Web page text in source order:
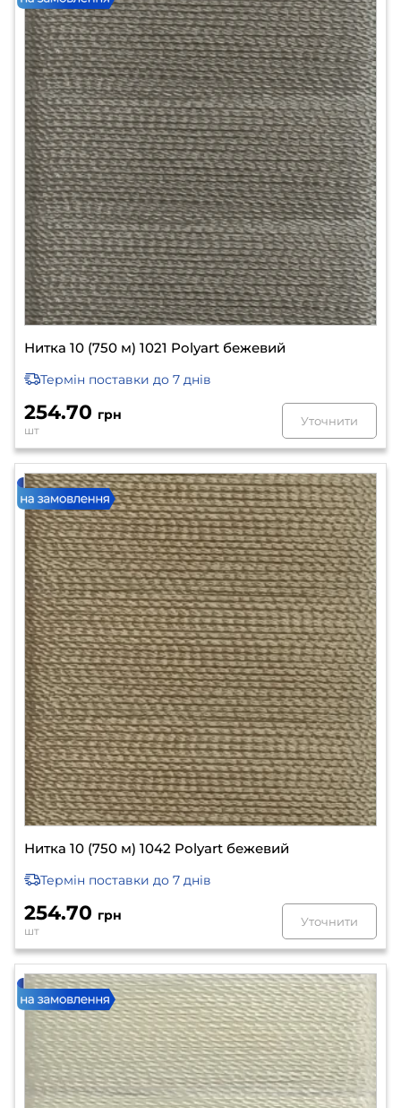
Нитка 10 (750 м) 1021 Polyart бежевий
Термін поставки до 7 днів
254.70 грн
шт
Уточнити
Нитка 10 (750 м) 1042 Polyart бежевий
Термін поставки до 7 днів
254.70 грн
шт
Уточнити